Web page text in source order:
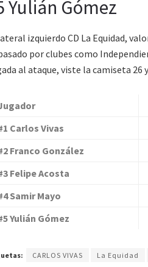
Yulián Gómez
izquierdo CD La Equidad,
por clubes como
al ataque, viste la camiseta 26
Carlos Vivas
Franco González
Felipe Acosta
Samir Mayo
Yulián Gómez
CARLOS VIVAS La Equidad